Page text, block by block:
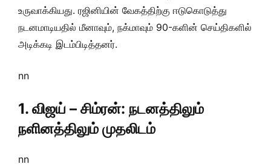
உருவாக்கியது. ரஜினியின் வேகத்திற்கு ஈடுகொடுத்து
நடனமாடியதில் மீனாவும், நக்மாவும் 90-களின் செய்திகளில்
அடிக்கடி இடம்பிடித்தனர்.
nn
1. விஜய் – சிம்ரன்: நடனத்திலும்
நளினத்திலும் முதலிடம்
nn